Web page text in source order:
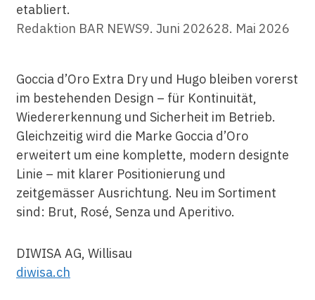
etabliert.
Redaktion BAR NEWS9. Juni 202628. Mai 2026
Goccia d’Oro Extra Dry und Hugo bleiben vorerst
im bestehenden Design – für Kontinuität,
Wiedererkennung und Sicherheit im Betrieb.
Gleichzeitig wird die Marke Goccia d’Oro
erweitert um eine komplette, modern designte
Linie – mit klarer Positionierung und
zeitgemässer Ausrichtung. Neu im Sortiment
sind: Brut, Rosé, Senza und Aperitivo.
DIWISA AG, Willisau
diwisa.ch